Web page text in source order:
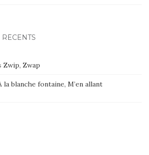
Zwip, Zwap
la blanche fontaine, M’en allant